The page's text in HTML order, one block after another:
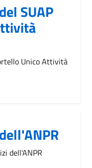
SUAP
Unico Attività
dell'ANPR